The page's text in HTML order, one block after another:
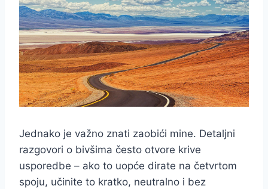
Jednako je važno znati zaobići mine. Detaljni
razgovori o bivšima često otvore krive
usporedbe – ako to uopće dirate na četvrtom
spoju, učinite to kratko, neutralno i bez